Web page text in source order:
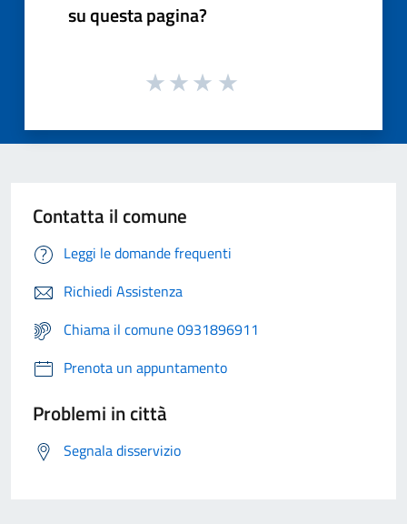
su questa pagina?
Contatta il comune
Leggi le domande frequenti
Richiedi Assistenza
Chiama il comune 0931896911
Prenota un appuntamento
Problemi in città
Segnala disservizio